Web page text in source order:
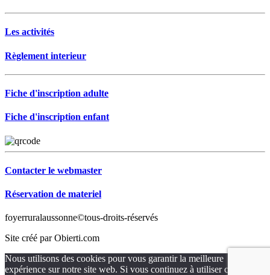
Les activités
Règlement interieur
Fiche d'inscription adulte
Fiche d'inscription enfant
Contacter le webmaster
Réservation de materiel
foyerruralaussonne©tous-droits-réservés
Site créé par Obierti.com
Nous utilisons des cookies pour vous garantir la meilleure
expérience sur notre site web. Si vous continuez à utiliser ce site,